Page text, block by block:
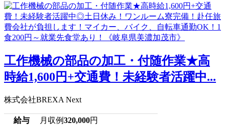
工作機械の部品の加工・付随作業★高
時給1,600円+交通費！未経験者活躍中...
株式会社BREXA Next
給与 月収例320,000円